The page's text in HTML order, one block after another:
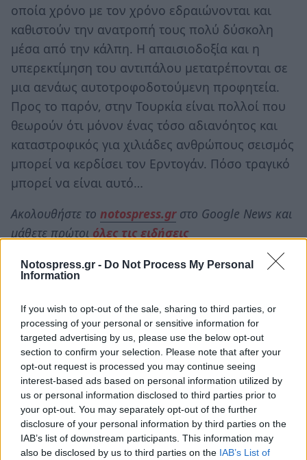
Notospress.gr - Do Not Process My Personal
Information
If you wish to opt-out of the sale, sharing to third parties, or
processing of your personal or sensitive information for
targeted advertising by us, please use the below opt-out
section to confirm your selection. Please note that after your
opt-out request is processed you may continue seeing
interest-based ads based on personal information utilized by
us or personal information disclosed to third parties prior to
your opt-out. You may separately opt-out of the further
disclosure of your personal information by third parties on the
IAB’s list of downstream participants. This information may
also be disclosed by us to third parties on the IAB’s List of
οποία χρόνο με τον χρόνο εδραιώνονται και
καθιστούν την ανατροπή τους πολύ δύσκολη
μέσα από την κάλπη. Η απαισιοδοξία και η
υπερεκτίμηση του αντιπάλου μετατρέπονται σε
μια αενάως αυτοτροφοδοτούμενη προφητεία.
Προς το παρόν, στην Τουρκία είναι πολλοί που
θεωρούν ότι μόνον ένας τόσο αδιανόητος και
καταστροφικός για χιλιάδες ανθρώπους σεισμός
μπορεί να κερδίσει τον Ερντογάν. Πόσο τραγικό
μπορεί να είναι αυτό…
Ακολουθήστε το notospress.grστο Google News και
μάθετε πρώτοι όλες τις ειδήσεις
* Τα άρθρα δεν απηχούν απαραίτητα τη γνώμη του
TAGS: ΑΛΕΞΗΣ ΠΑΠΑΧΕΛΑΣ
ΤΟΥΡΚΙΑ
ΣΕΙΣΜΟΣ ΣΤΗΝ ΤΟΥΡΚΙΑ